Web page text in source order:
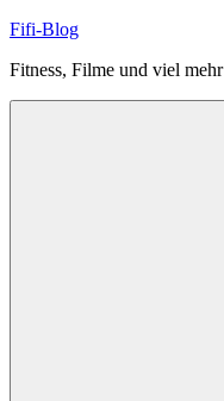
Zum
springen
Fifi-Blog
Fitness, Filme und viel mehr